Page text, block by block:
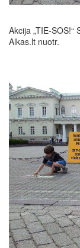
Akcija „TIE-
Alkas.lt nuotr.